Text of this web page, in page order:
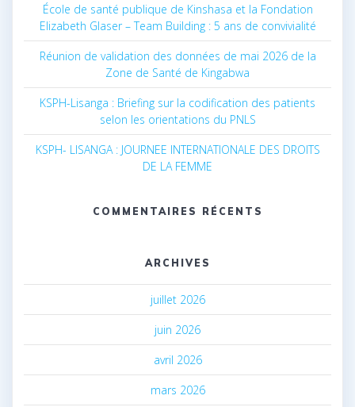
École de santé publique de Kinshasa et la Fondation
Elizabeth Glaser – Team Building : 5 ans de convivialité
Réunion de validation des données de mai 2026 de la
Zone de Santé de Kingabwa
KSPH-Lisanga : Briefing sur la codification des patients
selon les orientations du PNLS
KSPH- LISANGA : JOURNEE INTERNATIONALE DES DROITS
DE LA FEMME
COMMENTAIRES RÉCENTS
ARCHIVES
juillet 2026
juin 2026
avril 2026
mars 2026